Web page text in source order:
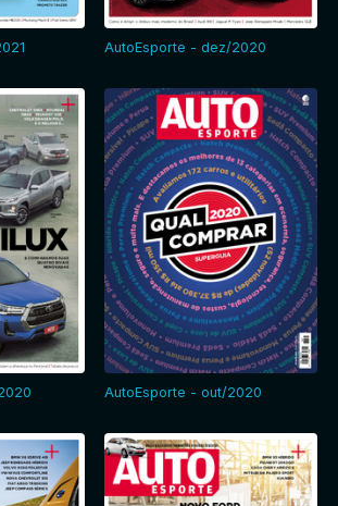
AutoEsporte - dez/2020
AutoEsporte - out/2020